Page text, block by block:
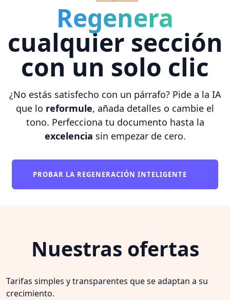
Regenera
cualquier sección
con un solo clic
¿No estás satisfecho con un párrafo? Pide a la IA
que lo reformule, añada detalles o cambie el
tono. Perfecciona tu documento hasta la
excelencia sin empezar de cero.
PROBAR LA REGENERACIÓN INTELIGENTE
Nuestras ofertas
Tarifas simples y transparentes que se adaptan a su
crecimiento.